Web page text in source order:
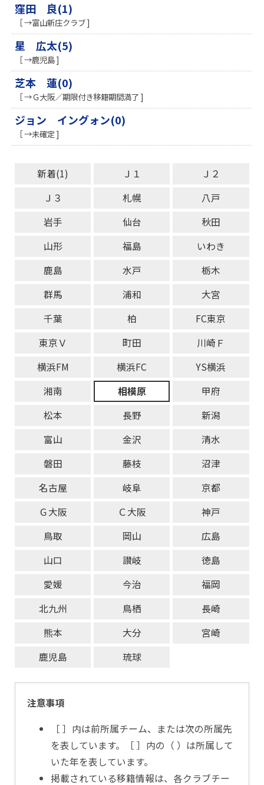
窪田 良(1)
［ →富山新庄クラブ ]
星 広太(5)
［ →鹿児島 ]
芝本 蓮(0)
［ →Ｇ大阪／期限付き移籍期間満了 ]
ジョン イングォン(0)
［ →未確定 ]
新着(1) Ｊ１
Ｊ２
Ｊ３
札幌
八戸
岩手
仙台
秋田
山形
福島
いわき
鹿島
水戸
栃木
群馬
浦和
大宮
千葉
柏
FC東京
東京Ｖ
町田
川崎Ｆ
横浜FM
横浜FC
YS横浜
湘南
相模原
甲府
松本
長野
新潟
富山
金沢
清水
磐田
藤枝
沼津
名古屋
岐阜
京都
Ｇ大阪
Ｃ大阪
神戸
鳥取
岡山
広島
山口
讃岐
徳島
愛媛
今治
福岡
北九州
鳥栖
長崎
熊本
大分
宮崎
鹿児島
琉球
注意事項
［ ］内は前所属チーム、または次の所属先
を表しています。［ ］内の（ ）は所属して
いた年を表しています。
掲載されている移籍情報は、各クラブチー